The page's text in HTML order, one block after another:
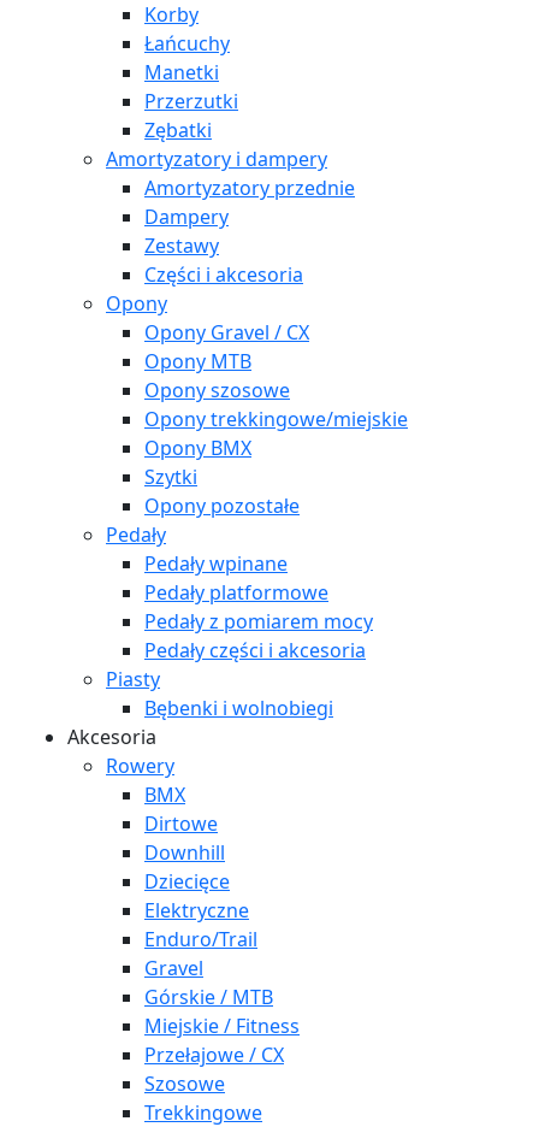
Korby
Łańcuchy
Manetki
Przerzutki
Zębatki
Amortyzatory i dampery
Amortyzatory przednie
Dampery
Zestawy
Części i akcesoria
Opony
Opony Gravel / CX
Opony MTB
Opony szosowe
Opony trekkingowe/miejskie
Opony BMX
Szytki
Opony pozostałe
Pedały
Pedały wpinane
Pedały platformowe
Pedały z pomiarem mocy
Pedały części i akcesoria
Piasty
Bębenki i wolnobiegi
Akcesoria
Rowery
BMX
Dirtowe
Downhill
Dziecięce
Elektryczne
Enduro/Trail
Gravel
Górskie / MTB
Miejskie / Fitness
Przełajowe / CX
Szosowe
Trekkingowe